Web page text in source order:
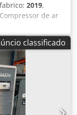
2019,
de ar
de
ar totalmente
0. Dados
ZA5 VSD • Ano
250 kW •
de
• Peso bruto:
variável
8573-1 Classe 0
classificado